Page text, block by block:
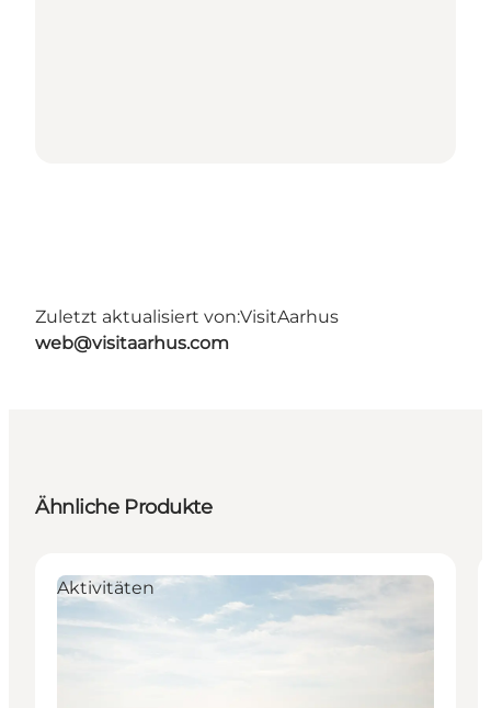
Zuletzt aktualisiert von:VisitAarhus
web@visitaarhus.com
Ähnliche Produkte
Aktivitäten